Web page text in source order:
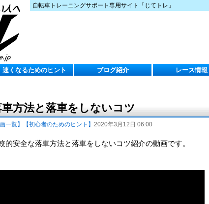
自転車トレーニングサポート専用サイト「じてトレ」
速くなるためのヒント ブログ紹介 レース情報
方法と落車をしないコツ
一覧】 【初心者のためのヒント】 2020年3月12日 06:00
的安全な落車方法と落車をしないコツ紹介の動画です。